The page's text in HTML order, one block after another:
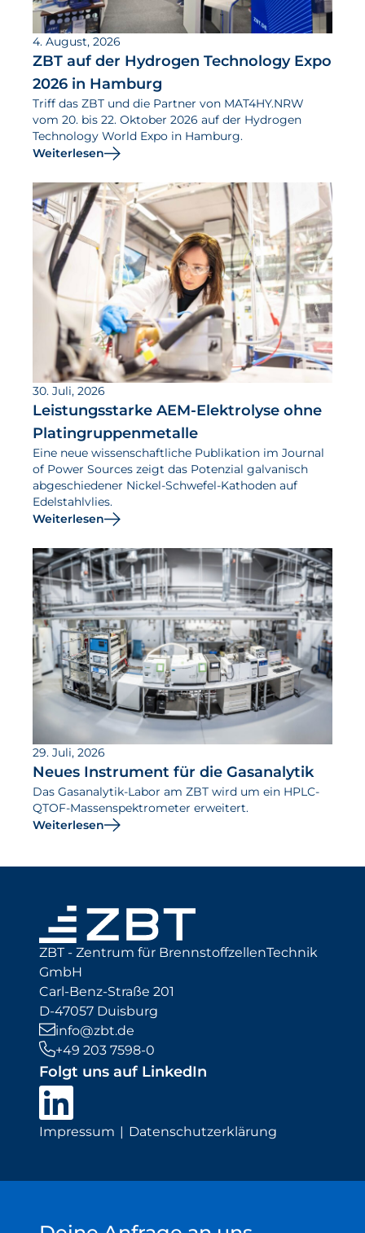
4. August, 2026
ZBT auf der Hydrogen Technology Expo
2026 in Hamburg
Triff das ZBT und die Partner von MAT4HY.NRW
vom 20. bis 22. Oktober 2026 auf der Hydrogen
Technology World Expo in Hamburg.
Weiterlesen
30. Juli, 2026
Leistungsstarke AEM-Elektrolyse ohne
Platingruppenmetalle
Eine neue wissenschaftliche Publikation im Journal
of Power Sources zeigt das Potenzial galvanisch
abgeschiedener Nickel-Schwefel-Kathoden auf
Edelstahlvlies.
Weiterlesen
29. Juli, 2026
Neues Instrument für die Gasanalytik
Das Gasanalytik-Labor am ZBT wird um ein HPLC-
QTOF-Massenspektrometer erweitert.
Weiterlesen
ZBT - Zentrum für BrennstoffzellenTechnik
GmbH
Carl-Benz-Straße 201
D-47057 Duisburg
info@zbt.de
+49 203 7598-0
Folgt uns auf LinkedIn
Impressum Datenschutzerklärung